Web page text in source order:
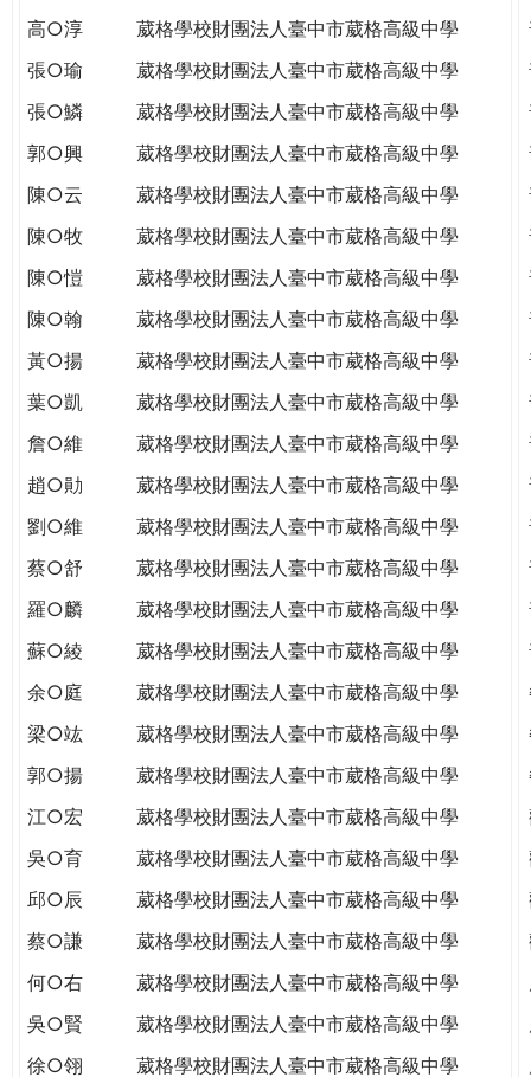
高○淳
葳格學校財團法人臺中市葳格高級中學
張○瑜
葳格學校財團法人臺中市葳格高級中學
張○鱗
葳格學校財團法人臺中市葳格高級中學
郭○興
葳格學校財團法人臺中市葳格高級中學
陳○云
葳格學校財團法人臺中市葳格高級中學
陳○牧
葳格學校財團法人臺中市葳格高級中學
陳○愷
葳格學校財團法人臺中市葳格高級中學
陳○翰
葳格學校財團法人臺中市葳格高級中學
黃○揚
葳格學校財團法人臺中市葳格高級中學
葉○凱
葳格學校財團法人臺中市葳格高級中學
詹○維
葳格學校財團法人臺中市葳格高級中學
趙○勛
葳格學校財團法人臺中市葳格高級中學
劉○維
葳格學校財團法人臺中市葳格高級中學
蔡○舒
葳格學校財團法人臺中市葳格高級中學
羅○麟
葳格學校財團法人臺中市葳格高級中學
蘇○綾
葳格學校財團法人臺中市葳格高級中學
余○庭
葳格學校財團法人臺中市葳格高級中學
梁○竑
葳格學校財團法人臺中市葳格高級中學
郭○揚
葳格學校財團法人臺中市葳格高級中學
江○宏
葳格學校財團法人臺中市葳格高級中學
吳○育
葳格學校財團法人臺中市葳格高級中學
邱○辰
葳格學校財團法人臺中市葳格高級中學
蔡○謙
葳格學校財團法人臺中市葳格高級中學
何○右
葳格學校財團法人臺中市葳格高級中學
吳○賢
葳格學校財團法人臺中市葳格高級中學
徐○翎
葳格學校財團法人臺中市葳格高級中學